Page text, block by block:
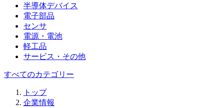
半導体デバイス
電子部品
センサ
電源・電池
軽工品
サービス・その他
すべてのカテゴリー
トップ
企業情報